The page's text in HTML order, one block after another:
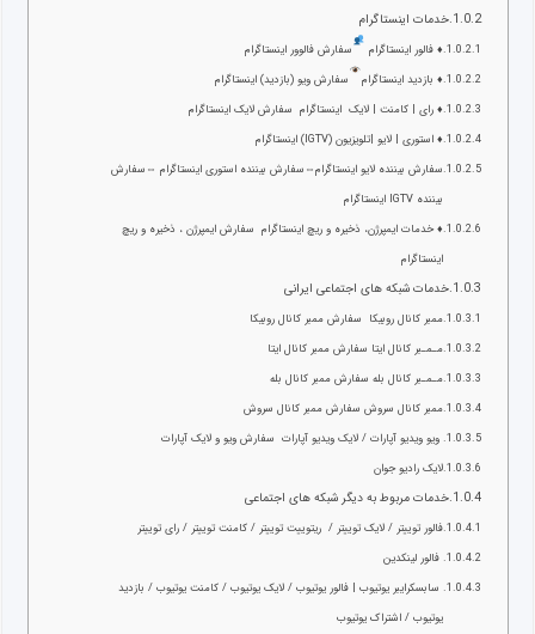
خدمات اینستاگرام
♦ فالور اینستاگرام
سفارش فالوور اینستاگرام
♦ بازدید اینستاگرام
سفارش ویو (بازدید) اینستاگرام
♦ رای | کامنت | لایک اینستاگرام سفارش لایک اینستاگرام
♦ استوری | لایو |تلویزیون (IGTV) اینستاگرام
سفارش بیننده لایو اینستاگرام⇔سفارش بیننده استوری اینستاگرام ⇔سفارش
بیننده IGTV اینستاگرام
♦ خدمات ایمپرژن، ذخیره و ریچ اینستاگرام سفارش ایمپرژن ، ذخیره و ریچ
اینستاگرام
خدمات شبکه های اجتماعی ایرانی
ممبر کانال روبیکا سفارش ممبر کانال روبیکا
مـمـبر کانال ایتا سفارش ممبر کانال ایتا
مـمـبر کانال بله سفارش ممبر کانال بله
ممبر کانال سروش سفارش ممبر کانال سروش
ویو ویدیو آپارات / لایک ویدیو آپارات سفارش ویو و لایک آپارات
لایک رادیو جوان
خدمات مربوط به دیگر شبکه های اجتماعی
فالور توییتر / لایک توییتر / ریتوییت توییتر / کامنت توییتر / رای توییتر
فالور لینکدین
سابسکرایبر یوتیوب | فالور یوتیوب / لایک یوتیوب / کامنت یوتیوب / بازدید
یوتیوب / اشتراک یوتیوب